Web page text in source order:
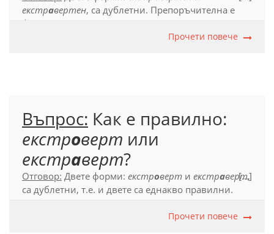
екстравертен, са дублетни. Препоръчителна е
формата
Прочети повече
Въпрос: Как е правилно:
екстроверт или
екстраверт?
Отговор: Двете форми: екстроверт и екстраверт,
са дублетни, т.е. и двете са еднакво правилни.
Официален правописен речник (2012), с. 251.
[...]
Прочети повече